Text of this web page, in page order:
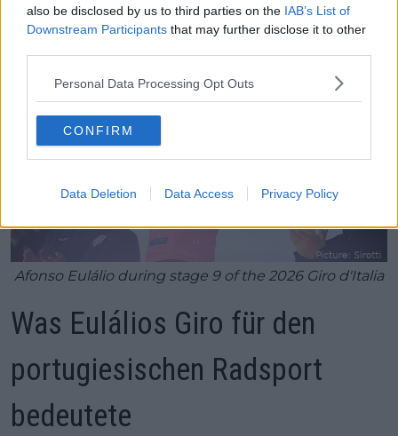
also be disclosed by us to third parties on the IAB’s List of
Downstream Participants that may further disclose it to other
Personal Data Processing Opt Outs
CONFIRM
Data Deletion Data Access Privacy Policy
Afonso Eulálio during stage 9 of the 2026 Giro d'Italia
Was Eulálios Giro für den
portugiesischen Radsport
bedeutete